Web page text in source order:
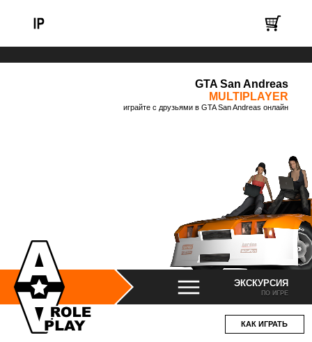
GTA San Andreas
MULTIPLAYER
играйте с друзьями в GTA San Andreas онлайн
ЭКСКУРСИЯ
ПО ИГРЕ
КАК ИГРАТЬ